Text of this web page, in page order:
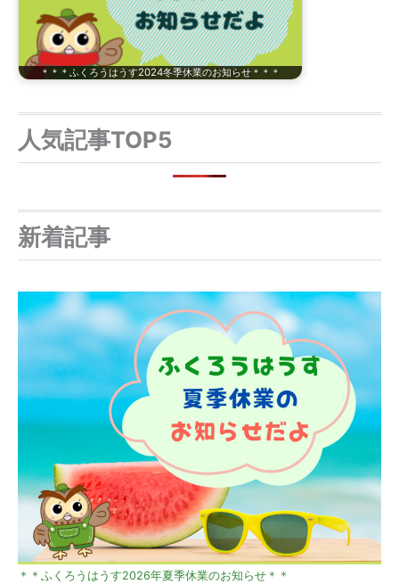
＊＊＊ふくろうはうす2024冬季休業のお知らせ＊＊＊
人気記事TOP5
新着記事
＊＊ふくろうはうす2026年夏季休業のお知らせ＊＊